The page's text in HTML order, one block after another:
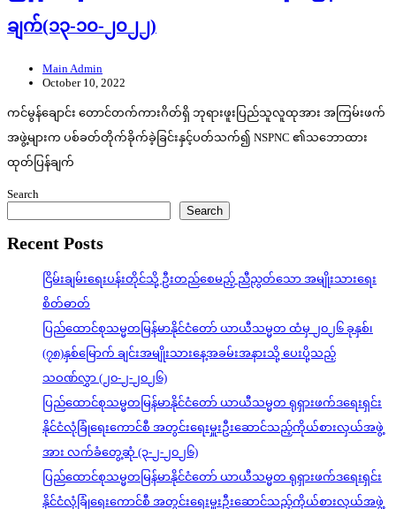
ချက်(၁၃-၁၀-၂၀၂၂)
Main Admin
October 10, 2022
ကင်မွန်ချောင်း တောင်တက်ကားဂိတ်ရှိ ဘုရားဖူးပြည်သူလူထုအား အကြမ်းဖက်
အဖွဲ့များက ပစ်ခတ်တိုက်ခိုက်ခဲ့ခြင်းနှင့်ပတ်သက်၍ NSPNC ၏သဘောထား
ထုတ်ပြန်ချက်
Search
Search
Recent Posts
ငြိမ်းချမ်းရေးပန်းတိုင်သို့ ဦးတည်စေမည့် ညီညွတ်သော အမျိုးသားရေး
စိတ်ဓာတ်
ပြည်ထောင်စုသမ္မတမြန်မာနိုင်ငံတော် ယာယီသမ္မတ ထံမှ ၂၀၂၆ ခုနှစ်၊
(၇၈)နှစ်မြောက် ချင်းအမျိုးသားနေ့အခမ်းအနားသို့ ပေးပို့သည့်
သဝဏ်လွှာ (၂၀-၂-၂၀၂၆)
ပြည်ထောင်စုသမ္မတမြန်မာနိုင်ငံတော် ယာယီသမ္မတ ရုရှားဖက်ဒရေးရှင်း
နိုင်ငံလုံခြုံရေးကောင်စီ အတွင်းရေးမှူးဦးဆောင်သည့်ကိုယ်စားလှယ်အဖွဲ့
အား လက်ခံတွေ့ဆုံ (၃-၂-၂၀၂၆)
ပြည်ထောင်စုသမ္မတမြန်မာနိုင်ငံတော် ယာယီသမ္မတ ရုရှားဖက်ဒရေးရှင်း
နိုင်ငံလုံခြုံရေးကောင်စီ အတွင်းရေးမှူးဦးဆောင်သည့်ကိုယ်စားလှယ်အဖွဲ့